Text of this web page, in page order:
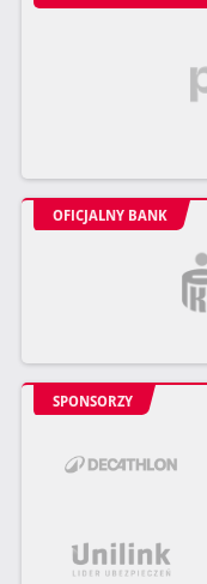
OFICJALNY BANK
SPONSORZY